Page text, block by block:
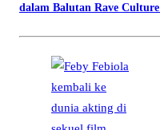
dalam Balutan Rave Culture